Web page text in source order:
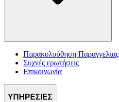
Παρακολούθηση Παραγγελίας
Συχνές ερωτήσεις
Επικοινωνία
ΥΠΗΡΕΣΙΕΣ